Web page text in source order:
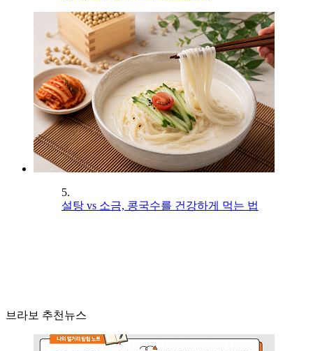
5.
설탕 vs 소금, 콩국수를 건강하게 먹는 법
브라보 추천뉴스